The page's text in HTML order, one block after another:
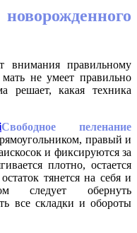
внимания правильному
не умеет правильно
решает, какая техника
Свободное пеленание
правый и
и фиксируются за
плотно, остается
тянется на себя и
следует обернуть
все складки и обороты